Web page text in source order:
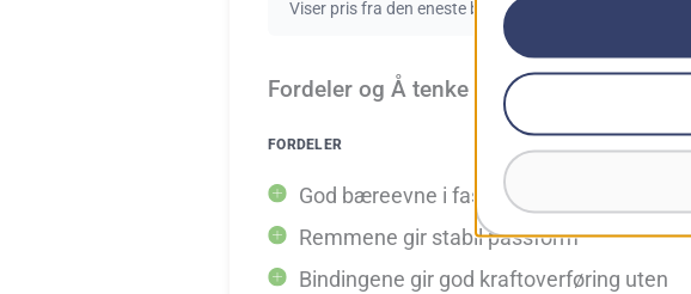
Viser pris fra den eneste butikken på lager. Utvalg og
Fordeler og Å tenke på
FORDELER
God bæreevne i fast og dyp snø
Remmene gir stabil passform
Bindingene gir god kraftoverføring uten